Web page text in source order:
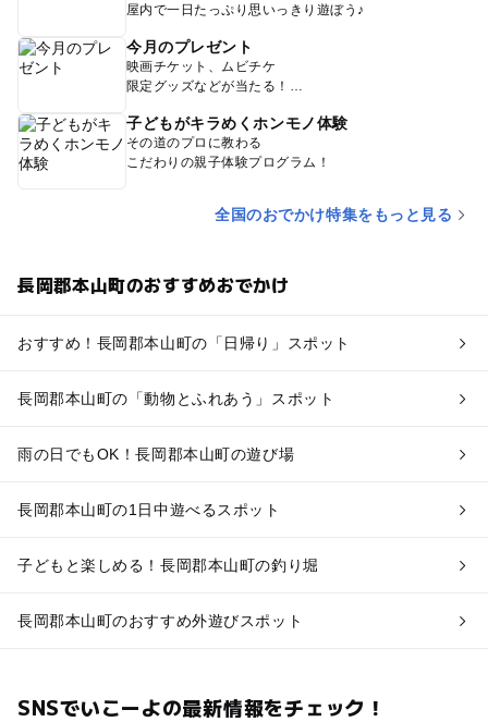
屋内で一日たっぷり思いっきり遊ぼう♪
今月のプレゼント
映画チケット、ムビチケ
限定グッズなどが当たる！
子どもがキラめくホンモノ体験
その道のプロに教わる
こだわりの親子体験プログラム！
全国のおでかけ特集をもっと見る
長岡郡本山町のおすすめおでかけ
おすすめ！長岡郡本山町の「日帰り」スポット
長岡郡本山町の「動物とふれあう」スポット
雨の日でもOK！長岡郡本山町の遊び場
長岡郡本山町の1日中遊べるスポット
子どもと楽しめる！長岡郡本山町の釣り堀
長岡郡本山町のおすすめ外遊びスポット
SNSでいこーよの最新情報をチェック！